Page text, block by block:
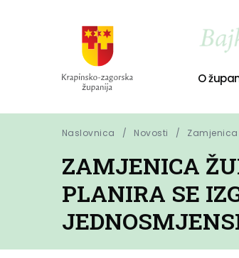
O
Naslovnica Novosti Zamjenica
ZAMJENICA
PLANIRA SE